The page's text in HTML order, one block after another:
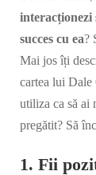
interacționezi
succes cu ea?
Mai jos îți
cartea lui Dale
utiliza ca să ai
pregătit? Să
1. Fii